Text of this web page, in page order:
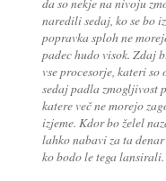
naredili sedaj, ko se bo
popravka sploh ne
padec hudo visok. Zdaj
vse procesorje, kateri
sedaj padla zmogljivost
katere več ne morejo
izjeme. Kdor bo želel
lahko nabavi za ta
ko bodo le tega lansirali.